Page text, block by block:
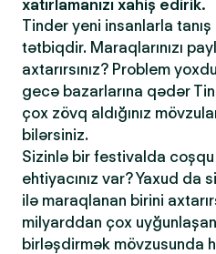
xatırlamanızı xahiş edirik.
Tinder yeni insanlarla
tətbiqdir. Maraqlarınızı
axtarırsınız? Problem
gecə bazarlarına qədər
çox zövq aldığınız
bilərsiniz.
Sizinlə bir festivalda
ehtiyacınız var? Yaxud da
ilə maraqlanan birini
milyarddan çox
birləşdirmək mövzusunda